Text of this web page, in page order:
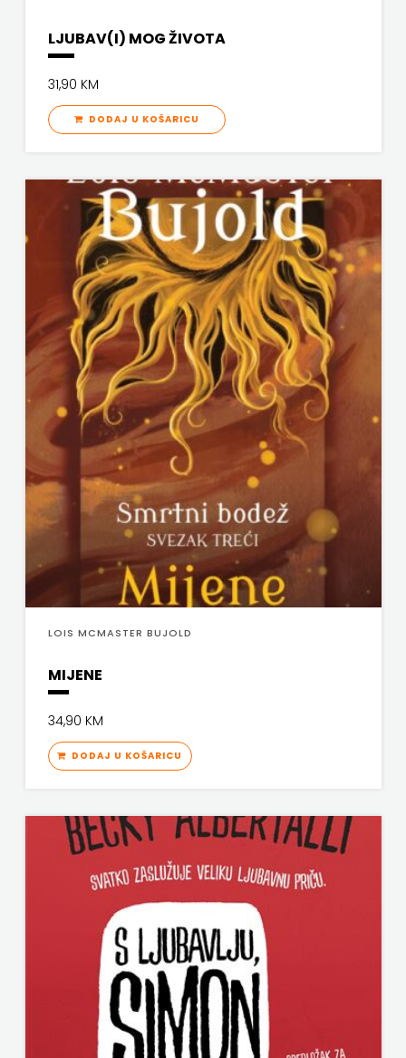
LJUBAV(I) MOG ŽIVOTA
31,90 KM
DODAJ U KOŠARICU
LOIS MCMASTER BUJOLD
MIJENE
34,90 KM
DODAJ U KOŠARICU